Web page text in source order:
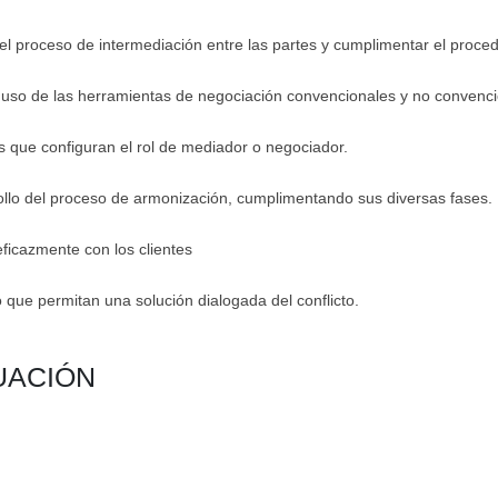
proceso de intermediación entre las partes y cumplimentar el
de las herramientas de negociación convencionales y no
configuran el rol de mediador o negociador.
del proceso de armonización, cumplimentando sus diversas fases.
con los clientes
permitan una solución dialogada del conflicto.